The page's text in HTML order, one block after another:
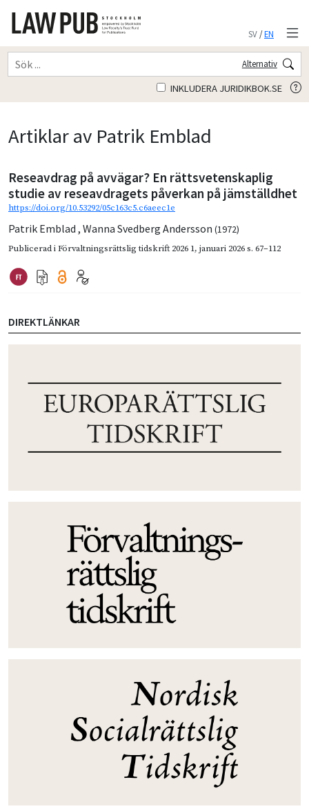
SV/EN
Alternativ
INKLUDERA JURIDIKBOK.SE
Artiklar av Patrik Emblad
Reseavdrag på avvägar? En rättsvetenskaplig
studie av reseavdragets påverkan på jämställdhet
https://doi.org/10.53292/05c163c5.c6aeec1e
Patrik Emblad , Wanna Svedberg Andersson (1972)
Publicerad iFörvaltningsrättslig tidskrift 2026 1, januari 2026s. 67–112
DIREKTLÄNKAR